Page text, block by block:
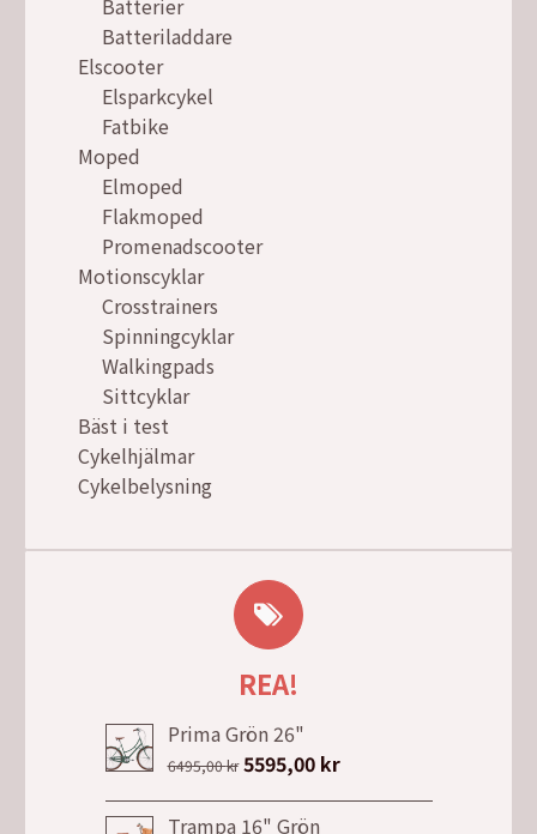
Batterier
Batteriladdare
Elscooter
Elsparkcykel
Fatbike
Moped
Elmoped
Flakmoped
Promenadscooter
Motionscyklar
Crosstrainers
Spinningcyklar
Walkingpads
Sittcyklar
Bäst i test
Cykelhjälmar
Cykelbelysning
REA!
Prima Grön 26"
6495,00kr Det
ursprungliga
priset
5595,00 krDet
nuvarande
Trampa 16" Grön